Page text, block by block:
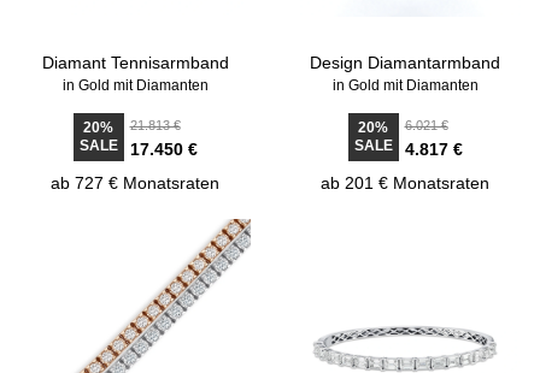
Diamant Tennisarmband
in Gold mit Diamanten
20%
SALE
21.813 €
17.450 €
ab 727 € Monatsraten
Design Diamantarmband
in Gold mit Diamanten
20%
SALE
6.021 €
4.817 €
ab 201 € Monatsraten